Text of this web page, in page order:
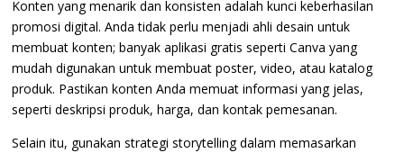
Konten yang menarik dan konsisten adalah kunci keberhasilan
promosi digital. Anda tidak perlu menjadi ahli desain untuk
membuat konten; banyak aplikasi gratis seperti Canva yang
mudah digunakan untuk membuat poster, video, atau katalog
produk. Pastikan konten Anda memuat informasi yang jelas,
seperti deskripsi produk, harga, dan kontak pemesanan.
Selain itu, gunakan strategi storytelling dalam memasarkan